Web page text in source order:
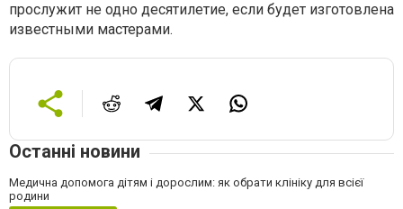
прослужит не одно десятилетие, если будет изготовлена
известными мастерами.
Останні новини
Медична допомога дітям і дорослим: як обрати клініку для всієї
родини